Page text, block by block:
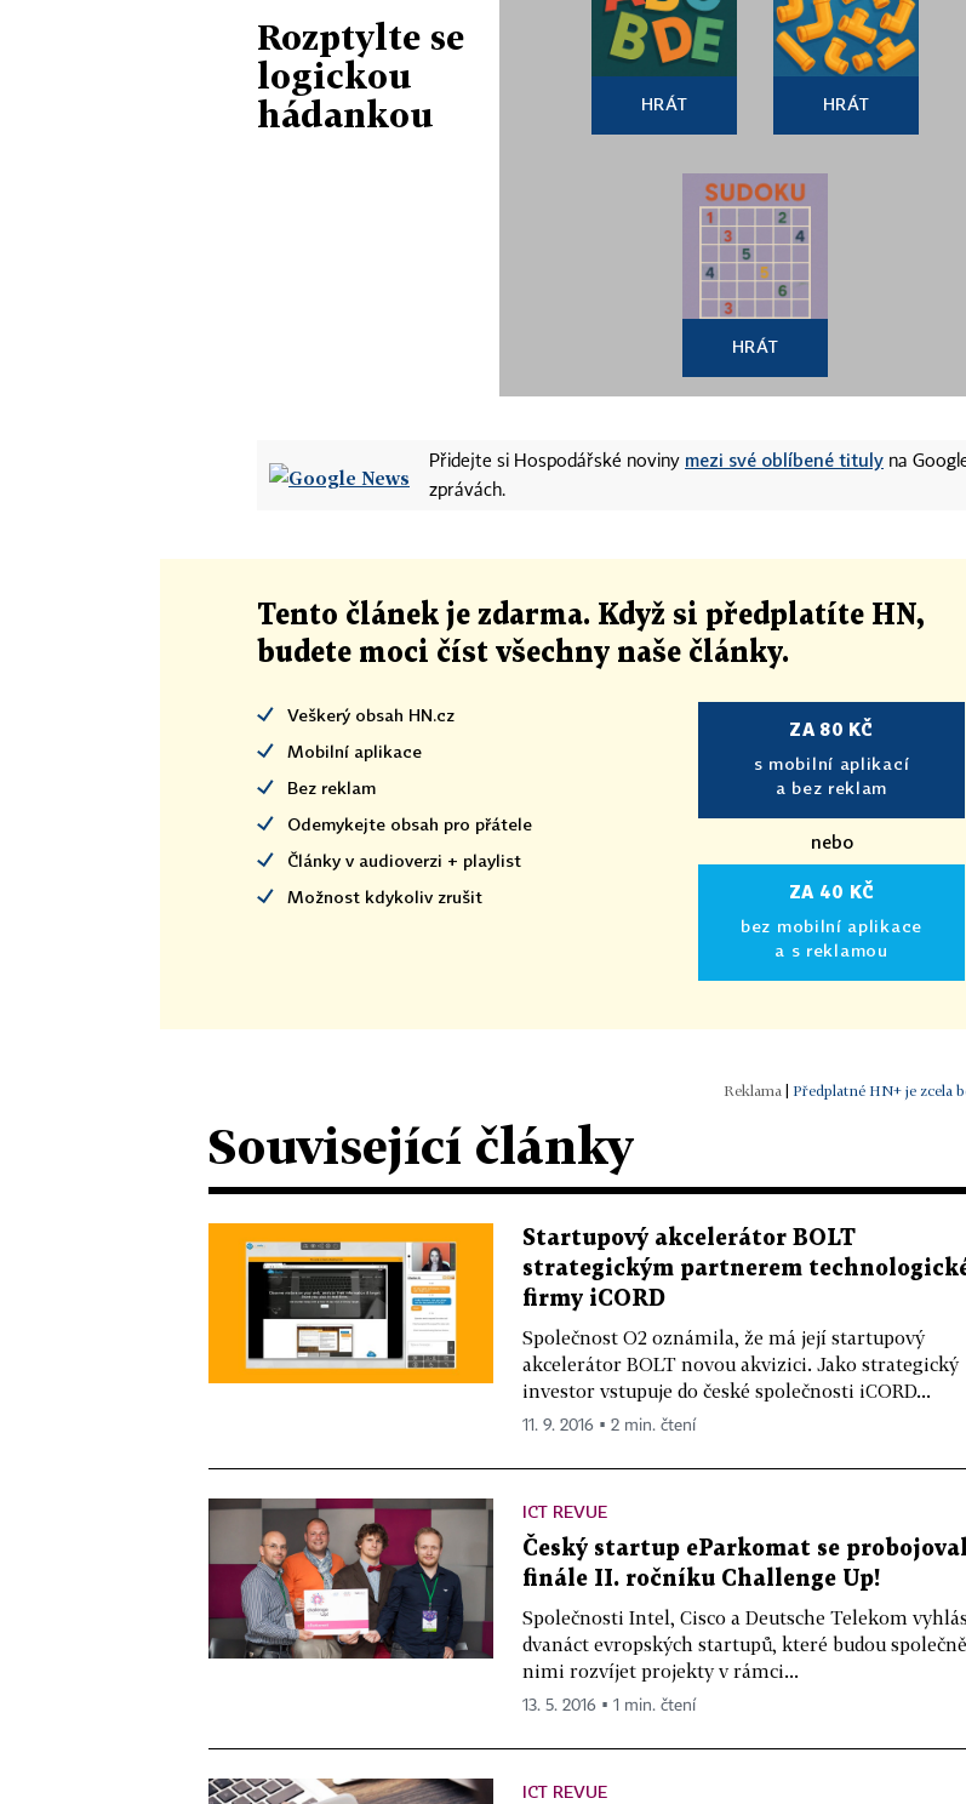
Rozptylte se
logickou
hádankou
HRÁT HRÁT
HRÁT
Přidejte si Hospodářské noviny mezi své oblíbené tituly na
zprávách.
Tento článek je zdarma. Když si předplatíte HN,
budete moci číst všechny naše články.
Veškerý obsah HN.cz
Mobilní aplikace
Bez reklam
Odemykejte obsah pro přátele
Články v audioverzi + playlist
Možnost kdykoliv zrušit
ZA 80 KČ
s mobilní aplikací
a bez reklam
nebo
ZA 40 KČ
bez mobilní aplikace
a s reklamou
| Předplatné HN+ je zcela
Související články
Startupový akcelerátor BOLT
strategickým partnerem
firmy iCORD
Společnost O2 oznámila, že má její startupový
akcelerátor BOLT novou akvizici. Jako strategický
investor vstupuje do české společnosti iCORD...
11. 9. 2016 ▪ 2 min. čtení
ICT REVUE
Český startup eParkomat se
finále II. ročníku Challenge Up!
Společnosti Intel, Cisco a Deutsche Telekom
dvanáct evropských startupů, které budou
nimi rozvíjet projekty v rámci...
13. 5. 2016 ▪ 1 min. čtení
ICT REVUE